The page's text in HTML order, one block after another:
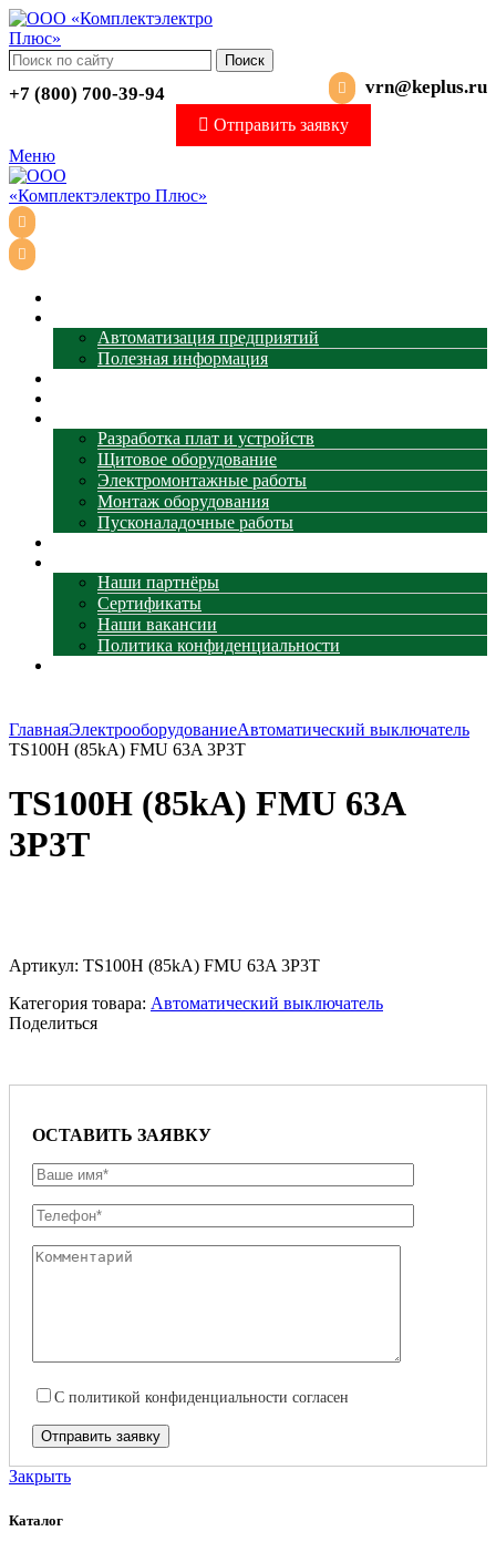
Поиск
vrn@keplus.ru
+7 (800) 700-39-94
Отправить заявку
Меню
Автоматизация предприятий
Полезная информация
Разработка плат и устройств
Щитовое оборудование
Электромонтажные работы
Монтаж оборудования
Пусконаладочные работы
Наши партнёры
Сертификаты
Наши вакансии
Политика конфиденциальности
ГлавнаяЭлектрооборудованиеАвтоматический выключатель
TS100H (85kA) FMU 63A 3P3T
TS100H (85kA) FMU 63A
3P3T
Артикул: TS100H (85kA) FMU 63A 3P3T
Категория товара: Автоматический выключатель
Поделиться
ОСТАВИТЬ ЗАЯВКУ
С политикой конфиденциальности согласен
Закрыть
Каталог